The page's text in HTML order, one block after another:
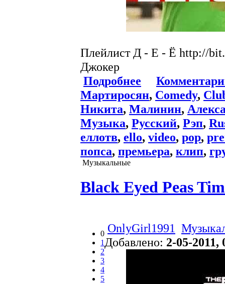
Плейлист Д - Е - Ё http://
Джокер
Подробнее
Мартиросян, Comedy,
Никита, Малинин,
Музыка, Русский, Рэп,
еллотв, ello, video, pop,
попса, премьера, клип,
Музыкальные
Black Eyed Peas
0
1
2
3
4
5
OnlyGirl1991
Добавлено: 2-05-2011,